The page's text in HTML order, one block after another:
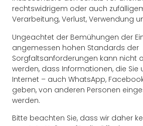
rechtswidrigem oder auch
Verarbeitung, Verlust, Verwendung
Ungeachtet der Bemühungen der
angemessen hohen Standards der
Sorgfaltsanforderungen kann nicht
werden, dass Informationen, die Sie
Internet – auch WhatsApp,
geben, von anderen Personen
werden.
Bitte beachten Sie, dass wir daher